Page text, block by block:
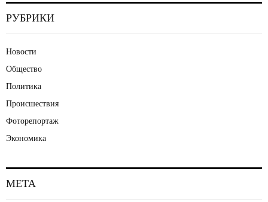
РУБРИКИ
Новости
Общество
Политика
Происшествия
Фоторепортаж
Экономика
МЕТА